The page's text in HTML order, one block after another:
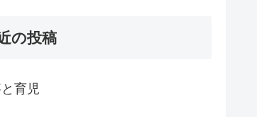
の投稿
育児